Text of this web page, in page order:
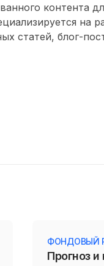
контента
на
статей, блог-
ФОНДОВЫЙ
Прогноз и